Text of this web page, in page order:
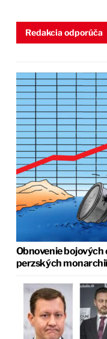
Redakcia odporúča
Obnovenie
perzských monarchií